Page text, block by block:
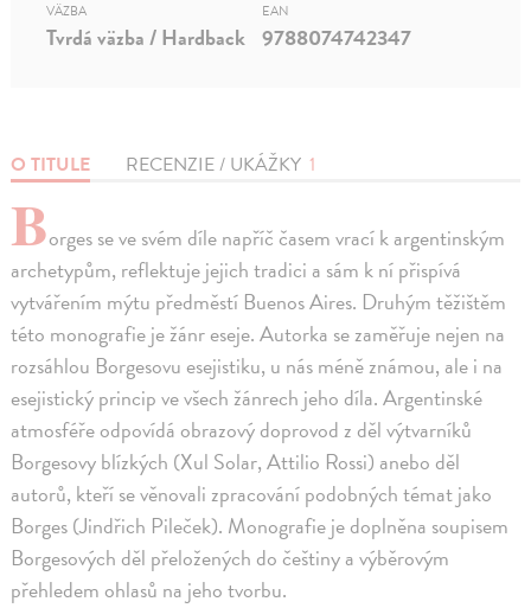
O TITULE RECENZIE / UKÁŽKY 1
Borges se ve svém díle napříč časem vrací k argentinským
archetypům, reflektuje jejich tradici a sám k ní přispívá
vytvářením mýtu předměstí Buenos Aires. Druhým těžištěm
této monografie je žánr eseje. Autorka se zaměřuje nejen na
rozsáhlou Borgesovu esejistiku, u nás méně známou, ale i na
esejistický princip ve všech žánrech jeho díla. Argentinské
atmosféře odpovídá obrazový doprovod z děl výtvarníků
Borgesovy blízkých (Xul Solar, Attilio Rossi) anebo děl
autorů, kteří se věnovali zpracování podobných témat jako
Borges (Jindřich Pileček). Monografie je doplněna soupisem
Borgesových děl přeložených do češtiny a výběrovým
přehledem ohlasů na jeho tvorbu.
VÄZBA
Tvrdá väzba / Hardback
EAN
9788074742347